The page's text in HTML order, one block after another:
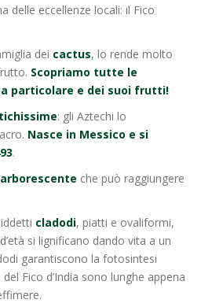
delle eccellenze locali: il Fico
dei cactus, lo rende molto
Scopriamo tutte le
particolare e dei suoi frutti!
: gli Aztechi lo
Nasce in Messico e si
.
che può raggiungere
cladodi, piatti e ovaliformi,
si lignificano dando vita a un
garantiscono la fotosintesi
Fico d’India sono lunghe appena